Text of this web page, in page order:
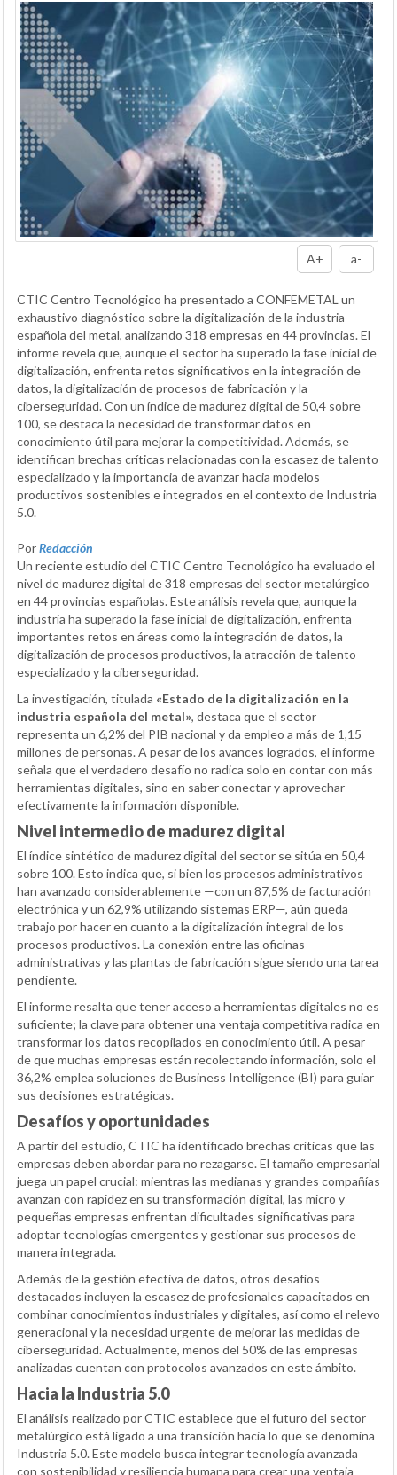
A+ a-
CTIC Centro Tecnológico ha presentado a CONFEMETAL un
exhaustivo diagnóstico sobre la digitalización de la industria
española del metal, analizando 318 empresas en 44 provincias. El
informe revela que, aunque el sector ha superado la fase inicial de
digitalización, enfrenta retos significativos en la integración de
datos, la digitalización de procesos de fabricación y la
ciberseguridad. Con un índice de madurez digital de 50,4 sobre
100, se destaca la necesidad de transformar datos en
conocimiento útil para mejorar la competitividad. Además, se
identifican brechas críticas relacionadas con la escasez de talento
especializado y la importancia de avanzar hacia modelos
productivos sostenibles e integrados en el contexto de Industria
5.0.
PorRedacción
Un reciente estudio del CTIC Centro Tecnológico ha evaluado el
nivel de madurez digital de 318 empresas del sector metalúrgico
en 44 provincias españolas. Este análisis revela que, aunque la
industria ha superado la fase inicial de digitalización, enfrenta
importantes retos en áreas como la integración de datos, la
digitalización de procesos productivos, la atracción de talento
especializado y la ciberseguridad.
La investigación, titulada «Estado de la digitalización en la
industria española del metal», destaca que el sector
representa un 6,2% del PIB nacional y da empleo a más de 1,15
millones de personas. A pesar de los avances logrados, el informe
señala que el verdadero desafío no radica solo en contar con más
herramientas digitales, sino en saber conectar y aprovechar
efectivamente la información disponible.
Nivel intermedio de madurez digital
El índice sintético de madurez digital del sector se sitúa en 50,4
sobre 100. Esto indica que, si bien los procesos administrativos
han avanzado considerablemente —con un 87,5% de facturación
electrónica y un 62,9% utilizando sistemas ERP—, aún queda
trabajo por hacer en cuanto a la digitalización integral de los
procesos productivos. La conexión entre las oficinas
administrativas y las plantas de fabricación sigue siendo una tarea
pendiente.
El informe resalta que tener acceso a herramientas digitales no es
suficiente; la clave para obtener una ventaja competitiva radica en
transformar los datos recopilados en conocimiento útil. A pesar
de que muchas empresas están recolectando información, solo el
36,2% emplea soluciones de Business Intelligence (BI) para guiar
sus decisiones estratégicas.
Desafíos y oportunidades
A partir del estudio, CTIC ha identificado brechas críticas que las
empresas deben abordar para no rezagarse. El tamaño empresarial
juega un papel crucial: mientras las medianas y grandes compañías
avanzan con rapidez en su transformación digital, las micro y
pequeñas empresas enfrentan dificultades significativas para
adoptar tecnologías emergentes y gestionar sus procesos de
manera integrada.
Además de la gestión efectiva de datos, otros desafíos
destacados incluyen la escasez de profesionales capacitados en
combinar conocimientos industriales y digitales, así como el relevo
generacional y la necesidad urgente de mejorar las medidas de
ciberseguridad. Actualmente, menos del 50% de las empresas
analizadas cuentan con protocolos avanzados en este ámbito.
Hacia la Industria 5.0
El análisis realizado por CTIC establece que el futuro del sector
metalúrgico está ligado a una transición hacia lo que se denomina
Industria 5.0. Este modelo busca integrar tecnología avanzada
con sostenibilidad y resiliencia humana para crear una ventaja